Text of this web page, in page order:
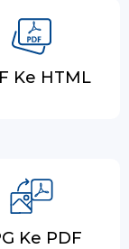
Ke HTML
Ke PDF